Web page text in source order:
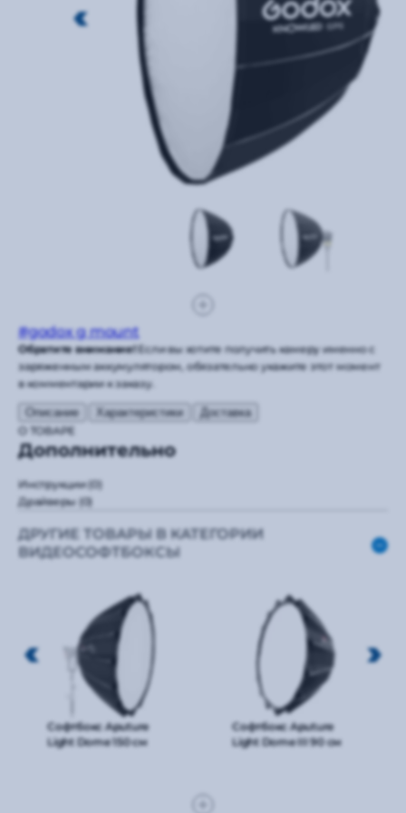
#godox g mount
Обратите внимание!Если вы хотите получить камеру именно с
заряженным аккумулятором, обязательно укажите этот момент
в комментарии к заказу.
Описание Характеристики
Доставка
О ТОВАРЕ
Дополнительно
Инструкции(0)
Драйверы (0)
ДРУГИЕ ТОВАРЫ В КАТЕГОРИИ
ВИДЕОСОФТБОКСЫ
Софтбокс Aputure
Light Dome 150 см
Софтбокс Aputure
Light Dome III 90 см